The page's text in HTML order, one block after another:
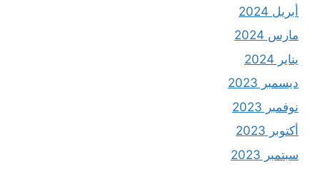
أبريل 2024
مارس 2024
يناير 2024
ديسمبر 2023
نوفمبر 2023
أكتوبر 2023
سبتمبر 2023